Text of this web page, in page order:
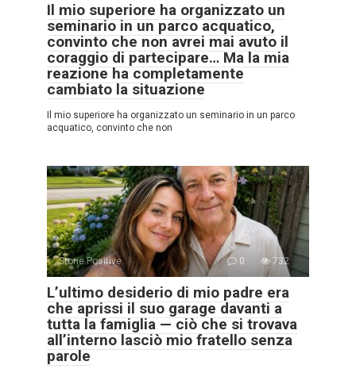
Il mio superiore ha organizzato un
seminario in un parco acquatico,
convinto che non avrei mai avuto il
coraggio di partecipare… Ma la mia
reazione ha completamente
cambiato la situazione
Il mio superiore ha organizzato un seminario in un parco
acquatico, convinto che non
Storie Positive 0 732
L’ultimo desiderio di mio padre era
che aprissi il suo garage davanti a
tutta la famiglia — ciò che si trovava
all’interno lasciò mio fratello senza
parole